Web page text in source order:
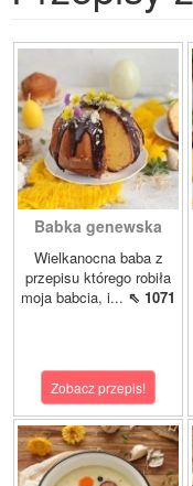
Babka genewska
Wielkanocna baba z
przepisu którego robiła
moja babcia, i... ⇖ 1071
Zobacz przepis!